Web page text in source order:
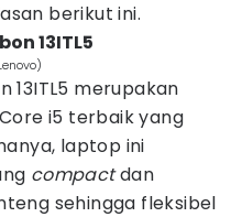
berikut ini.
13ITL5
13ITL5 merupakan
i5 terbaik yang
laptop ini
compactdan
sehingga fleksibel